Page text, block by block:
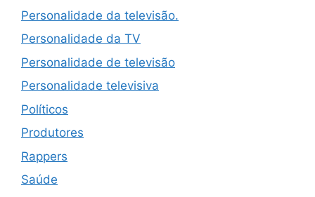
Personalidade da televisão.
Personalidade da TV
Personalidade de televisão
Personalidade televisiva
Políticos
Produtores
Rappers
Saúde